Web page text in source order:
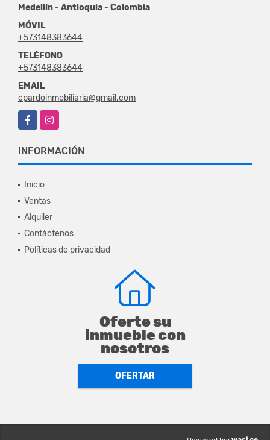
Medellín - Antioquia - Colombia
MÓVIL
+573148383644
TELÉFONO
+573148383644
EMAIL
cpardoinmobiliaria@gmail.com
FacebookInstagram
INFORMACIÓN
Inicio
Ventas
Alquiler
Contáctenos
Políticas de privacidad
Oferte su
inmueble con
nosotros
OFERTAR